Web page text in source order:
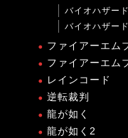
バイオハザー
バイオハザー
ファイアーエム
ファイアーエム
レインコード
逆転裁判
龍が如く
龍が如く2